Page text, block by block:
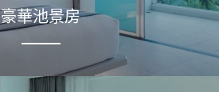
豪華池景房